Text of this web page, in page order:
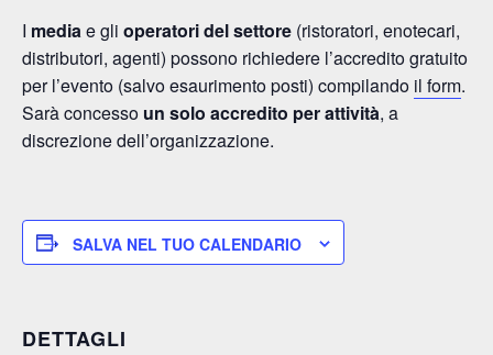
I mediae gli operatori del settore (ristoratori, enotecari,
distributori, agenti) possono richiedere l’accredito gratuito
per l’evento (salvo esaurimento posti) compilando il form.
Sarà concesso un solo accredito per attività, a
discrezione dell’organizzazione.
SALVA NEL TUO CALENDARIO
DETTAGLI